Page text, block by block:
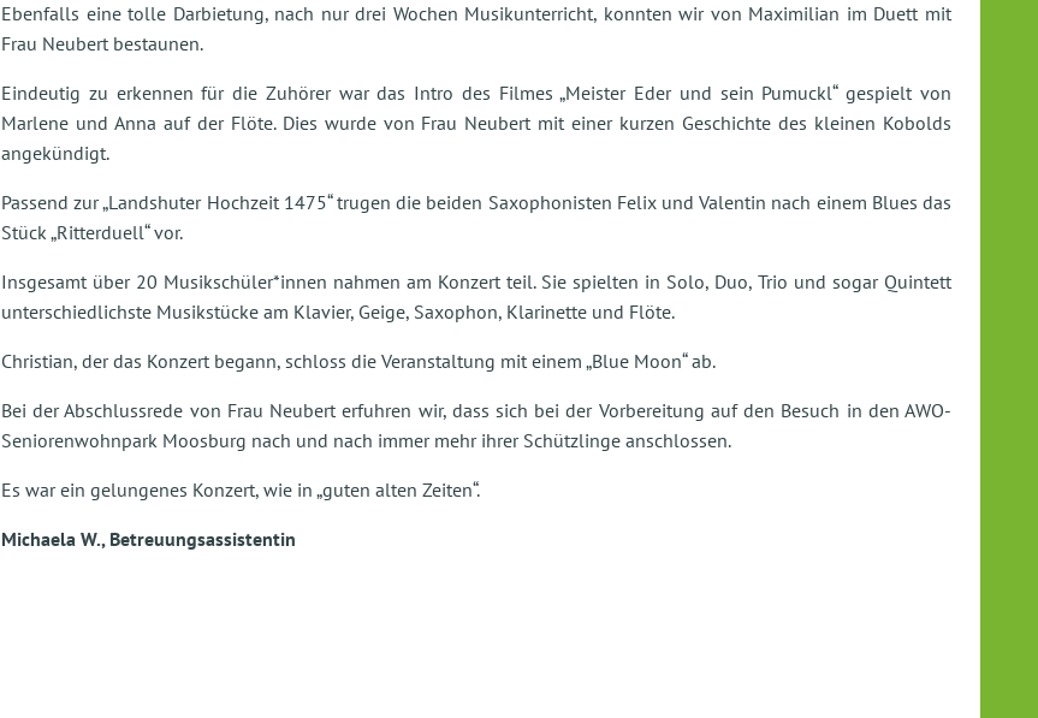
Ebenfalls eine tolle Darbietung, nach nur drei Wochen Musikunterricht, konnten wir von Maximilian im Duett mit
Frau Neubert bestaunen.
Eindeutig zu erkennen für die Zuhörer war das Intro des Filmes „Meister Eder und sein Pumuckl“ gespielt von
Marlene und Anna auf der Flöte. Dies wurde von Frau Neubert mit einer kurzen Geschichte des kleinen Kobolds
angekündigt.
Passend zur „Landshuter Hochzeit 1475“ trugen die beiden Saxophonisten Felix und Valentin nach einem Blues das
Stück „Ritterduell“ vor.
Insgesamt über 20 Musikschüler*innen nahmen am Konzert teil. Sie spielten in Solo, Duo, Trio und sogar Quintett
unterschiedlichste Musikstücke am Klavier, Geige, Saxophon, Klarinette und Flöte.
Christian, der das Konzert begann, schloss die Veranstaltung mit einem „Blue Moon“ ab.
Bei der Abschlussrede von Frau Neubert erfuhren wir, dass sich bei der Vorbereitung auf den Besuch in den AWO-
Seniorenwohnpark Moosburg nach und nach immer mehr ihrer Schützlinge anschlossen.
Es war ein gelungenes Konzert, wie in „guten alten Zeiten“.
Michaela W., Betreuungsassistentin